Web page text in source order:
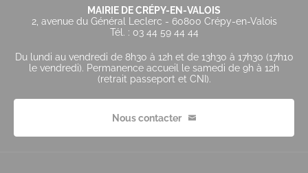
MAIRIE DE CRÉPY-EN-VALOIS
2, avenue du Général Leclerc - 60800 Crépy-en-Valois
Tél. : 03 44 59 44 44
Du lundi au vendredi de 8h30 à 12h et de 13h30 à 17h30 (17h10
le vendredi). Permanence accueil le samedi de 9h à 12h
(retrait passeport et CNI).
Nous contacter